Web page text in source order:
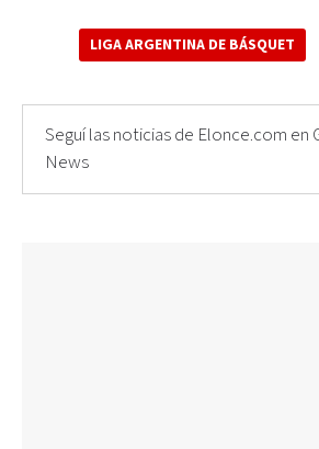
LIGA ARGENTINA DE BÁSQUET
Seguí las noticias de Elonce.com en
News